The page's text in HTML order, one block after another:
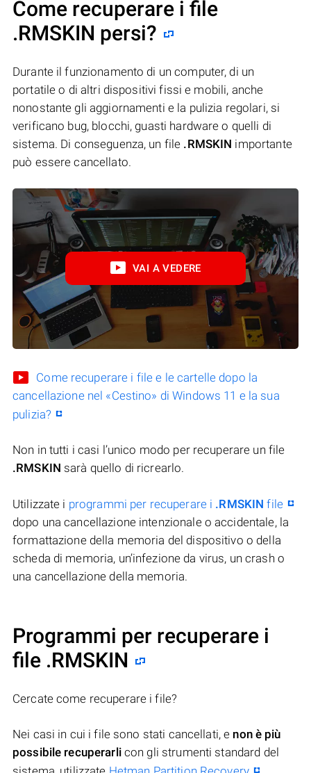
Come recuperare i file
.RMSKIN persi?
Durante il funzionamento di un computer, di un
portatile o di altri dispositivi fissi e mobili, anche
nonostante gli aggiornamenti e la pulizia regolari, si
verificano bug, blocchi, guasti hardware o quelli di
sistema. Di conseguenza, un file .RMSKIN importante
può essere cancellato.
VAI A VEDERE
Come recuperare i file e le cartelle dopo la
cancellazione nel «Cestino» di Windows 11 e la sua
pulizia?
Non in tutti i casi l’unico modo per recuperare un file
.RMSKIN sarà quello di ricrearlo.
Utilizzate i programmi per recuperare i .RMSKIN file
dopo una cancellazione intenzionale o accidentale, la
formattazione della memoria del dispositivo o della
scheda di memoria, un’infezione da virus, un crash o
una cancellazione della memoria.
Programmi per recuperare i
file .RMSKIN
Cercate come recuperare i file?
Nei casi in cui i file sono stati cancellati, e non è più
possibile recuperarlicon gli strumenti standard del